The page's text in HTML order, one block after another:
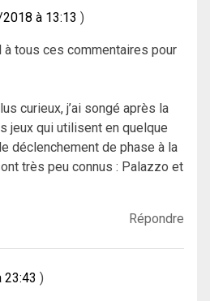
à 13:13
tous ces commentaires pour
curieux, j’ai songé après la
jeux qui utilisent en quelque
déclenchement de phase à la
très peu connus : Palazzo et
Répondre